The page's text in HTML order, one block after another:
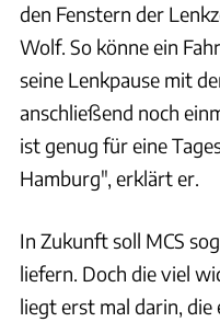
den Fenstern der
Wolf. So könne ein
seine Lenkpause mit
anschließend noch
ist genug für eine
Hamburg", erklärt er.
In Zukunft soll MCS
liefern. Doch die viel
liegt erst mal darin,